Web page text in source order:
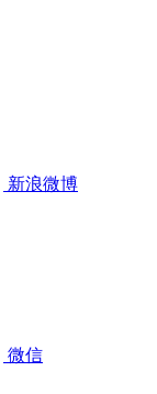
新浪微博
微信